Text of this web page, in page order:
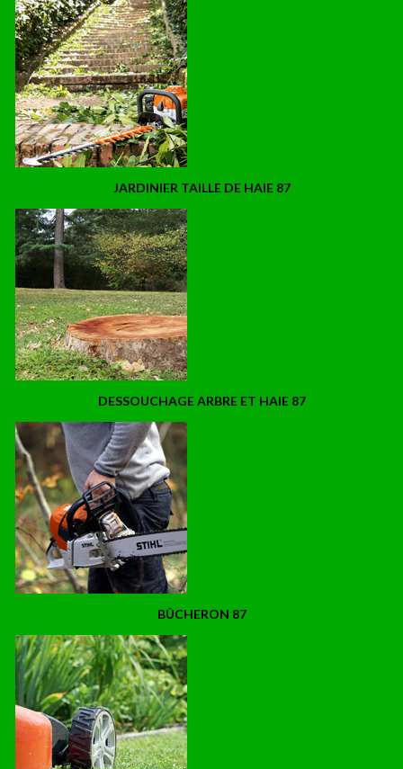
JARDINIER TAILLE DE HAIE 87
DESSOUCHAGE ARBRE ET HAIE 87
BÛCHERON 87